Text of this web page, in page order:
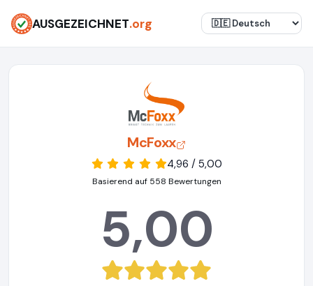
AUSGEZEICHNET.org
McFoxx
4,96 / 5,00
Basierend auf 558 Bewertungen
5,00